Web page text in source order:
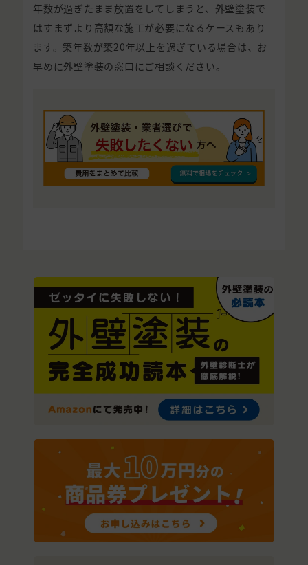
年数が過ぎたまま放置をしてしまうと、外壁塗装で
はすまずより高額な施工が必要になるケースもあり
ます。築年数が築20年以上を過ぎている場合は、お
早めに外壁塗装の窓口にご相談ください。